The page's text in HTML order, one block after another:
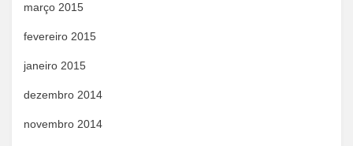
março 2015
fevereiro 2015
janeiro 2015
dezembro 2014
novembro 2014